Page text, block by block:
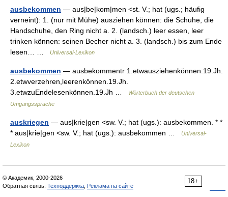
ausbekommen — aus|be|kom|men <st. V.; hat (ugs.; häufig
verneint): 1. (nur mit Mühe) ausziehen können: die Schuhe, die
Handschuhe, den Ring nicht a. 2. (landsch.) leer essen, leer
trinken können: seinen Becher nicht a. 3. (landsch.) bis zum Ende
lesen… …
Universal-Lexikon
ausbekommen — ausbekommentr 1.etwausziehenkönnen.19.Jh.
2.etwverzehren,leerenkönnen.19.Jh.
3.etwzuEndelesenkönnen.19.Jh …
Wörterbuch der deutschen
Umgangssprache
auskriegen — aus|krie|gen <sw. V.; hat (ugs.): ausbekommen. * *
* aus|krie|gen <sw. V.; hat (ugs.): ausbekommen …
Universal-
Lexikon
18+
© Академик, 2000-2026
Обратная связь: Техподдержка Реклама на сайте